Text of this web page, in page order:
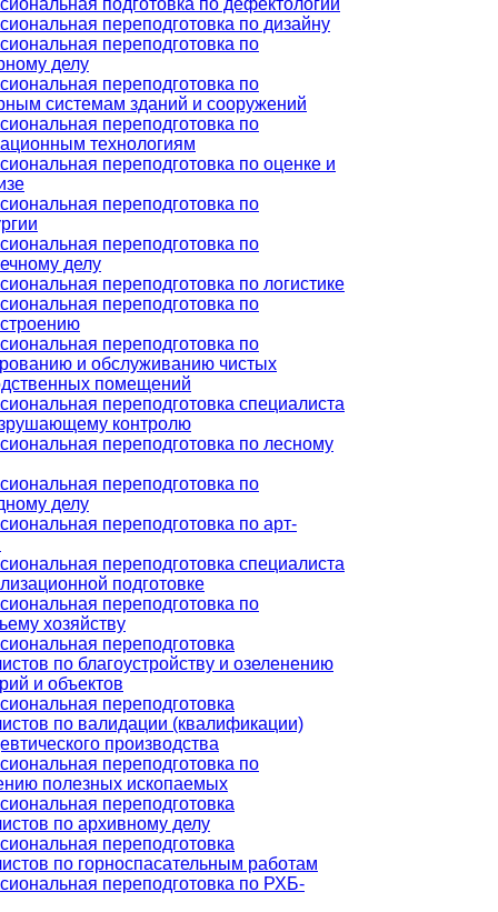
переподготовка по дизайну
переподготовка по
делу
переподготовка по
системам зданий и сооружений
переподготовка по
технологиям
переподготовка по оценке и
переподготовка по
переподготовка по
делу
переподготовка по логистике
переподготовка по
переподготовка по
и обслуживанию чистых
помещений
переподготовка специалиста
контролю
переподготовка по лесному
переподготовка по
делу
переподготовка по арт-
переподготовка специалиста
подготовке
переподготовка по
хозяйству
переподготовка
по благоустройству и озеленению
и объектов
переподготовка
по валидации (квалификации)
производства
переподготовка по
полезных ископаемых
переподготовка
по архивному делу
переподготовка
по горноспасательным работам
переподготовка по РХБ-